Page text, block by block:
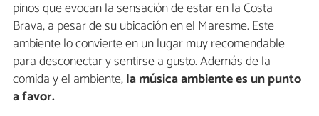
pinos que evocan la sensación de estar en la Costa
Brava, a pesar de su ubicación en el Maresme. Este
ambiente lo convierte en un lugar muy recomendable
para desconectar y sentirse a gusto. Además de la
comida y el ambiente,la música ambiente es un punto
a favor.